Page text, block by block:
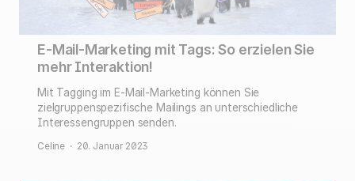
E-Mail-Marketing mit Tags: So erzielen Sie
mehr Interaktion!
Mit Tagging im E-Mail-Marketing können Sie
zielgruppenspezifische Mailings an unterschiedliche
Interessengruppen senden.
Celine · 20. Januar 2023